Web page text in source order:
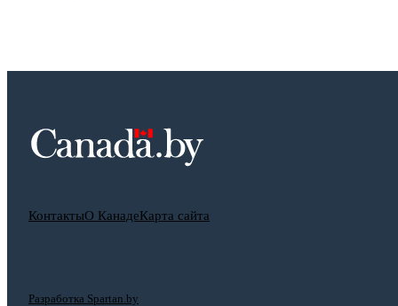
КонтактыО КанадеКарта сайта
Разработка Spartan.by